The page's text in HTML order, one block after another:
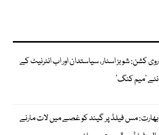
روی کشن: شوبز اسٹار، سیاستدان اور اب انٹرنیٹ کے
نئے ’میم کنگ‘
بھارت: مس فیلڈ پر گیند کو غصے میں لات مارنے